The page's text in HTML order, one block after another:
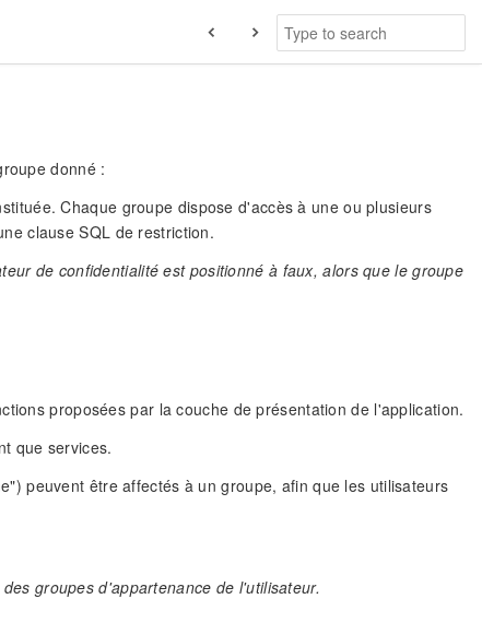
donné :
Chaque groupe dispose d'accès à une ou plusieurs
clause SQL de restriction.
de confidentialité est positionné à faux, alors que le groupe
proposées par la couche de présentation de l'application.
que services.
peuvent être affectés à un groupe, afin que les utilisateurs
groupes d'appartenance de l'utilisateur.